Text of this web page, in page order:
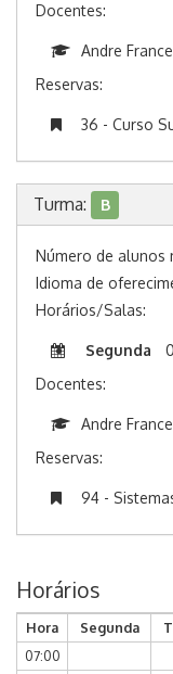
Docentes:
Andre
Reservas:
36 - Curso
Turma: B
Número de alunos
Idioma de
Horários/Salas:
Segunda
Docentes:
Andre
Reservas:
94 -
Horários
Hora Segunda
07:00